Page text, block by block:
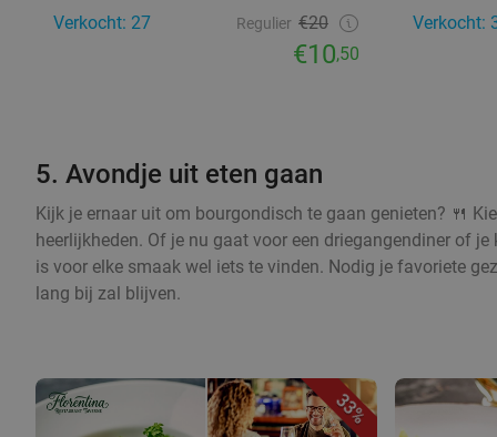
Verkocht: 27
Regulier €20
€10,50
Verkocht:
5. Avondje uit eten gaan
Kijk je ernaar uit om bourgondisch te gaan genieten? 🍴
heerlijkheden. Of je nu gaat voor een driegangendiner of
is voor elke smaak wel iets te vinden. Nodig je favoriete
lang bij zal blijven.
33%